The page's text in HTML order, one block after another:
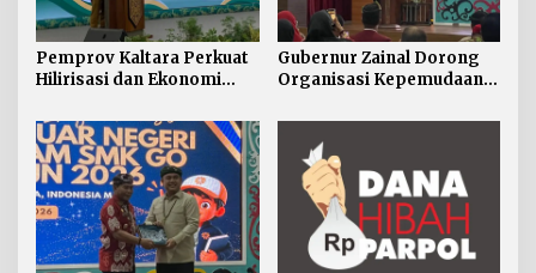
Pemprov Kaltara Perkuat
Hilirisasi dan Ekonomi
Perang Dagang Global
Gubernur Zainal Dorong
Organisasi Kepemudaan
Pemerintah